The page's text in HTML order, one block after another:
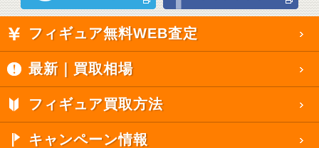
フィギュア無料WEB査定
最新｜買取相場
フィギュア買取方法
キャンペーン情報